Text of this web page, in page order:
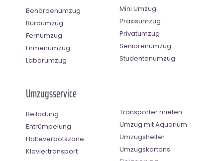
Behördenumzug
Büroumzug
Fernumzug
Firmenumzug
Laborumzug
Mini Umzug
Praxisumzug
Privatumzug
Seniorenumzug
Studentenumzug
Umzugsservice
Beiladung
Entrümpelung
Halteverbotszone
Klaviertransport
Transporter mieten
Umzug mit Aquarium
Umzugshelfer
Umzugskartons